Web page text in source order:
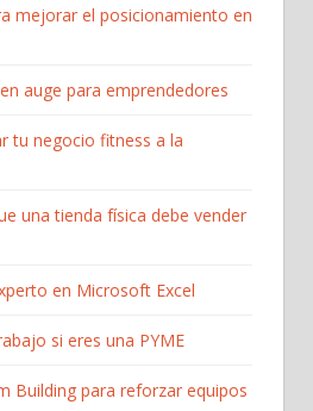
mejorar el posicionamiento en
auge para emprendedores
tu negocio fitness a la
una tienda física debe vender
en Microsoft Excel
si eres una PYME
Building para reforzar equipos